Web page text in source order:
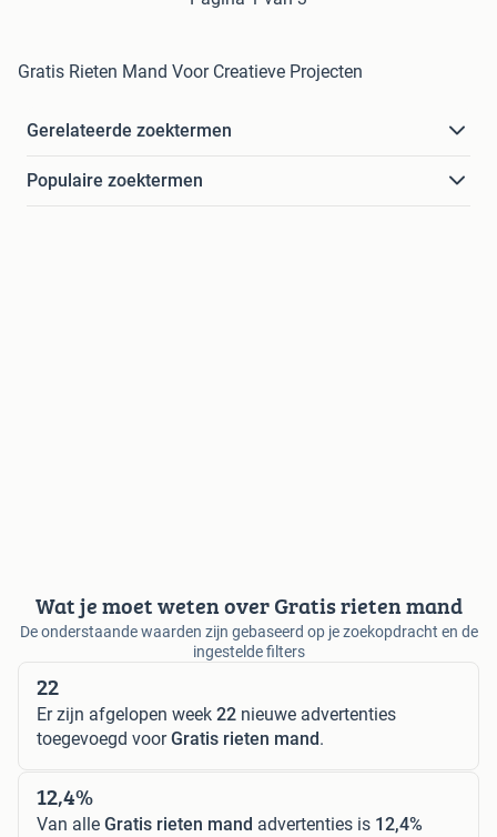
Gratis Rieten Mand Voor Creatieve Projecten
Gerelateerde zoektermen
Populaire zoektermen
Wat je moet weten over Gratis rieten mand
De onderstaande waarden zijn gebaseerd op je zoekopdracht en de
ingestelde filters
22
Er zijn afgelopen week 22 nieuwe advertenties
toegevoegd voorGratis rieten mand.
12,4%
Van alle Gratis rieten mand advertenties is 12,4%